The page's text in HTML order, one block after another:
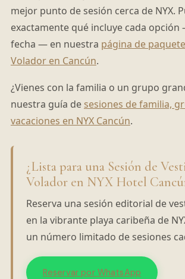
mejor punto de sesión cerca de NYX.
exactamente qué incluye cada
fecha — en nuestra página de
Volador en Cancún.
¿Vienes con la familia o un grupo
nuestra guía de sesiones de familia,
vacaciones en NYX Cancún.
¿Lista para una Sesión de
Volador en NYX Hotel
Reserva una sesión editorial de
en la vibrante playa caribeña de
un número limitado de sesiones
Reservar por WhatsApp